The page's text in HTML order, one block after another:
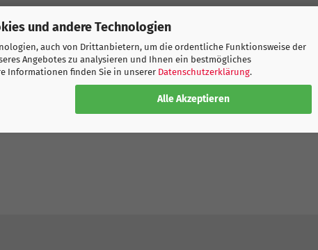
und andere Technologien
auch von Drittanbietern, um die ordentliche Funktionsweise der
Angebotes zu analysieren und Ihnen ein bestmögliches
Informationen finden Sie in unserer Datenschutzerklärung.
Alle Akzeptieren